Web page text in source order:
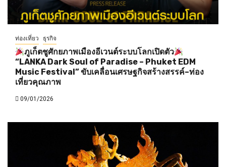
ท่องเที่ยว ธุรกิจ
ภูเก็ตชูศักยภาพเมืองอีเวนต์ระบบโลกเปิดตัว
“LANKA Dark Soul of Paradise – Phuket EDM
Music Festival” ขับเคลื่อนเศรษฐกิจสร้างสรรค์–ท่อง
เที่ยวคุณภาพ
09/01/2026